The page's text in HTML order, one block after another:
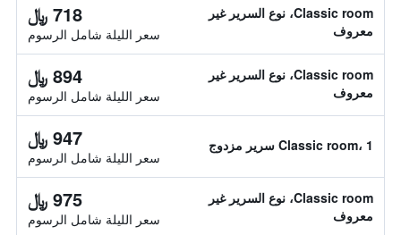
Classic room، نوع السرير غير
معروف
718 ﷼
سعر الليلة شامل الرسوم
Classic room، نوع السرير غير
معروف
894 ﷼
سعر الليلة شامل الرسوم
Classic room، 1 سرير مزدوج 947 ﷼
سعر الليلة شامل الرسوم
Classic room، نوع السرير غير
معروف
975 ﷼
سعر الليلة شامل الرسوم